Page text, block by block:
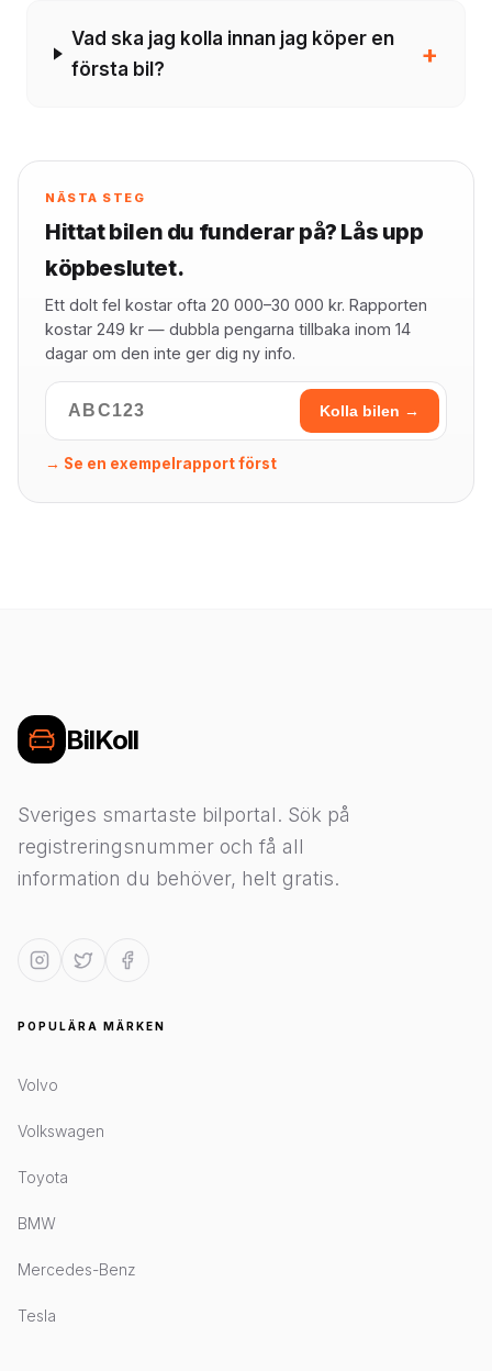
Vad ska jag kolla innan jag köper en
första bil?
+
NÄSTA STEG
Hittat bilen du funderar på? Lås upp
köpbeslutet.
Ett dolt fel kostar ofta 20 000–30 000 kr. Rapporten
kostar 249 kr — dubbla pengarna tillbaka inom 14
dagar om den inte ger dig ny info.
Kolla bilen →
→ Se en exempelrapport först
BilKoll
Sveriges smartaste bilportal. Sök på
registreringsnummer och få all
information du behöver, helt gratis.
POPULÄRA MÄRKEN
Volvo
Volkswagen
Toyota
BMW
Mercedes-Benz
Tesla